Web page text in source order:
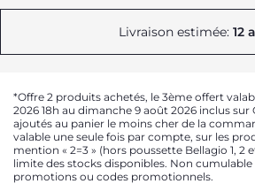
Livraison estimée: 12
*Offre 2 produits achetés, le 3ème offert
2026 18h au dimanche 9 août 2026 inclus
ajoutés au panier le moins cher de la
valable une seule fois par compte, sur les
mention « 2=3 » (hors poussette Bellagio 1, 2
limite des stocks disponibles. Non cumulable
promotions ou codes promotionnels.